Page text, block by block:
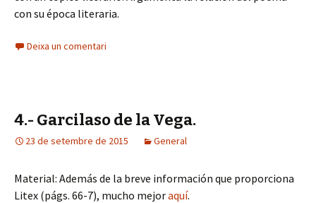
con su época literaria.
Deixa un comentari
4.- Garcilaso de la Vega.
23 de setembre de 2015 General
Material: Además de la breve información que proporciona
Litex (págs. 66-7), mucho mejoraquí.